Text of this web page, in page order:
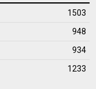
1503
948
934
1233